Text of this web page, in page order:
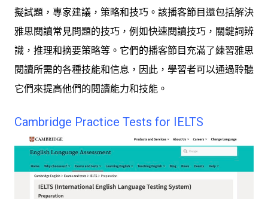
擬試題，專家建議，策略和技巧。該播客節目還包括解決
雅思閱讀常見問題的技巧，例如快速閱讀技巧，關鍵詞辨
識，推理和摘要策略等。它們的播客節目充滿了練習雅思
閱讀所需的各種技能和信息，因此，學習者可以通過聆聽
它們來提高他們的閱讀能力和技能。
Cambridge Practice Tests for IELTS